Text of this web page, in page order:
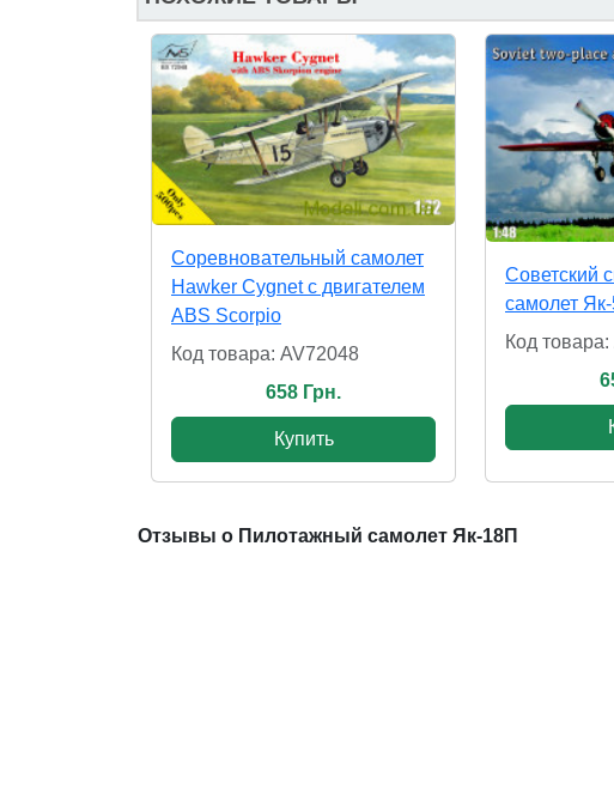
Соревновательный самолет
Hawker Cygnet с двигателем
ABS Scorpio
Код товара: AV72048
658 Грн.
Купить
Советский
самолет
Код
Отзывы о Пилотажный самолет Як-18П